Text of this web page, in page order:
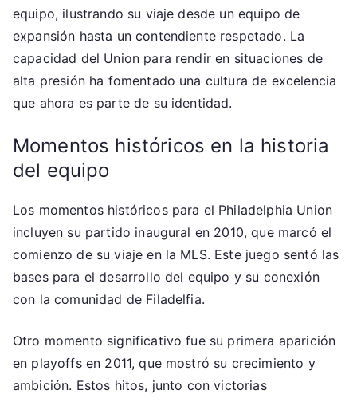
equipo, ilustrando su viaje desde un equipo de
expansión hasta un contendiente respetado. La
capacidad del Union para rendir en situaciones de
alta presión ha fomentado una cultura de excelencia
que ahora es parte de su identidad.
Momentos históricos en la historia
del equipo
Los momentos históricos para el Philadelphia Union
incluyen su partido inaugural en 2010, que marcó el
comienzo de su viaje en la MLS. Este juego sentó las
bases para el desarrollo del equipo y su conexión
con la comunidad de Filadelfia.
Otro momento significativo fue su primera aparición
en playoffs en 2011, que mostró su crecimiento y
ambición. Estos hitos, junto con victorias